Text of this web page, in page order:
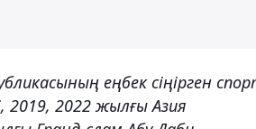
еңбек сіңірген
2019, 2022 жылғы Азия